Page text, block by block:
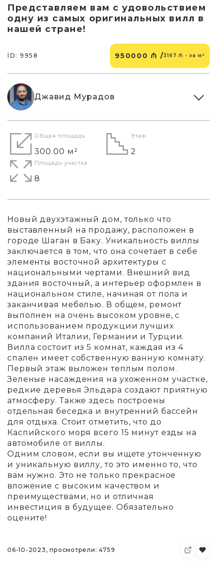
Представляем вам с удовольствием
одну из самых оригинальных вилл в
нашей стране!
İD: 9958 950000 ₼ /3167 ₼ - за м²
Джавид Мурадов
Общая площадь
300.00 м²
Этаж
2
Площадь участка
8
Новый двухэтажный дом, только что
выставленный на продажу, расположен в
городе Шаган в Баку. Уникальность виллы
заключается в том, что она сочетает в себе
элементы восточной архитектуры с
национальными чертами. Внешний вид
здания восточный, а интерьер оформлен в
национальном стиле, начиная от пола и
заканчивая мебелью. В общем, ремонт
выполнен на очень высоком уровне, с
использованием продукции лучших
компаний Италии, Германии и Турции.
Вилла состоит из 5 комнат, каждая из 4
спален имеет собственную ванную комнату.
Первый этаж выложен теплым полом.
Зеленые насаждения на ухоженном участке,
редкие деревья Эльдара создают приятную
атмосферу. Также здесь построены
отдельная беседка и внутренний бассейн
для отдыха. Стоит отметить, что до
Каспийского моря всего 15 минут езды на
автомобиле от виллы.
Одним словом, если вы ищете утонченную
и уникальную виллу, то это именно то, что
вам нужно. Это не только прекрасное
вложение с высоким качеством и
преимуществами, но и отличная
инвестиция в будущее. Обязательно
оцените!
06-10-2023, просмотрели: 4759